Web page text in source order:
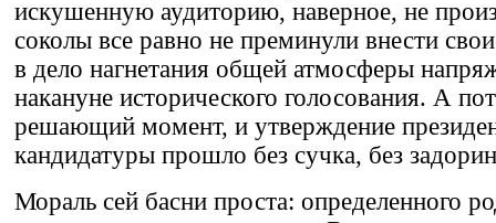
искушенную аудиторию, наверное, не
соколы все равно не преминули внести
в дело нагнетания общей атмосферы
накануне исторического голосования. А
решающий момент, и утверждение
кандидатуры прошло без сучка, без
Мораль сей басни проста: определенного